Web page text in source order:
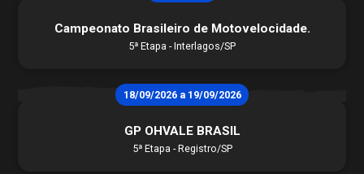
Campeonato Brasileiro de Motovelocidade.
5ª Etapa - Interlagos/SP
18/09/2026 a 19/09/2026
GP OHVALE BRASIL
5ª Etapa - Registro/SP